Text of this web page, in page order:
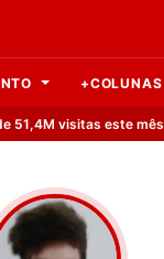
+COLUNAS
51,4M visitas este mês